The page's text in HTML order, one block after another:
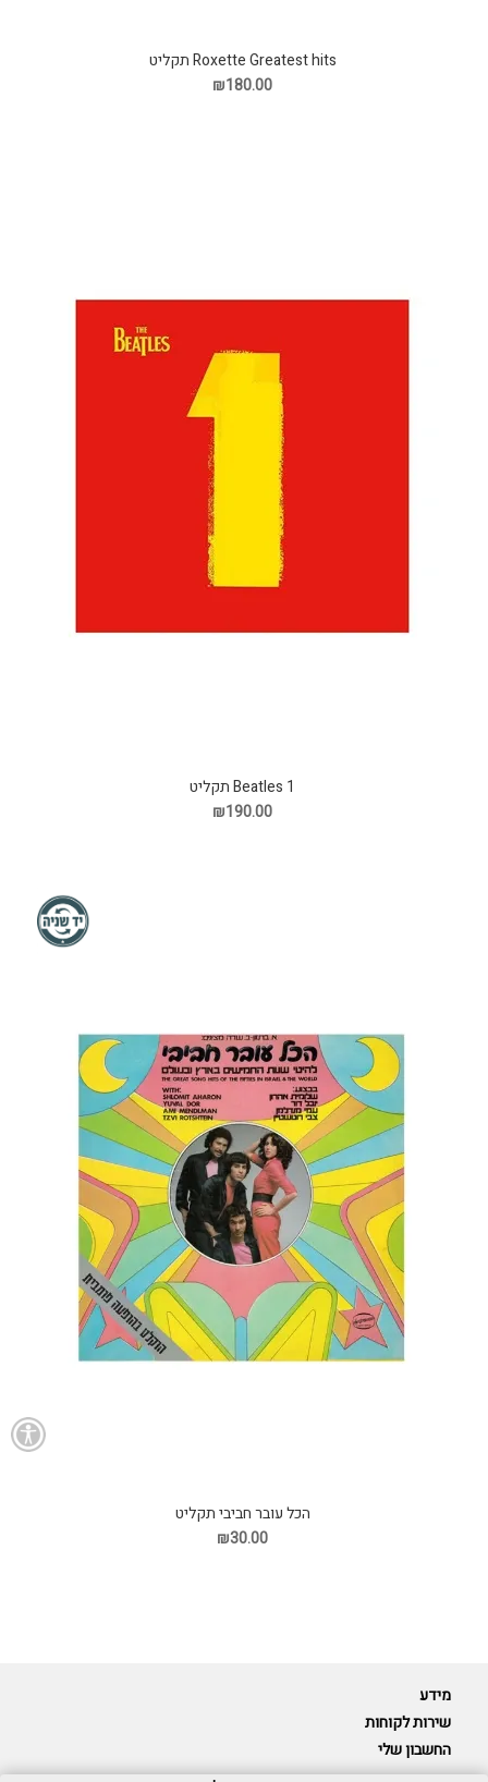
Roxette Greatest hits תקליט
₪180.00
Beatles 1 תקליט
₪190.00
הכל עובר חביבי תקליט
₪30.00
מידע
שירות לקוחות
החשבון שלי